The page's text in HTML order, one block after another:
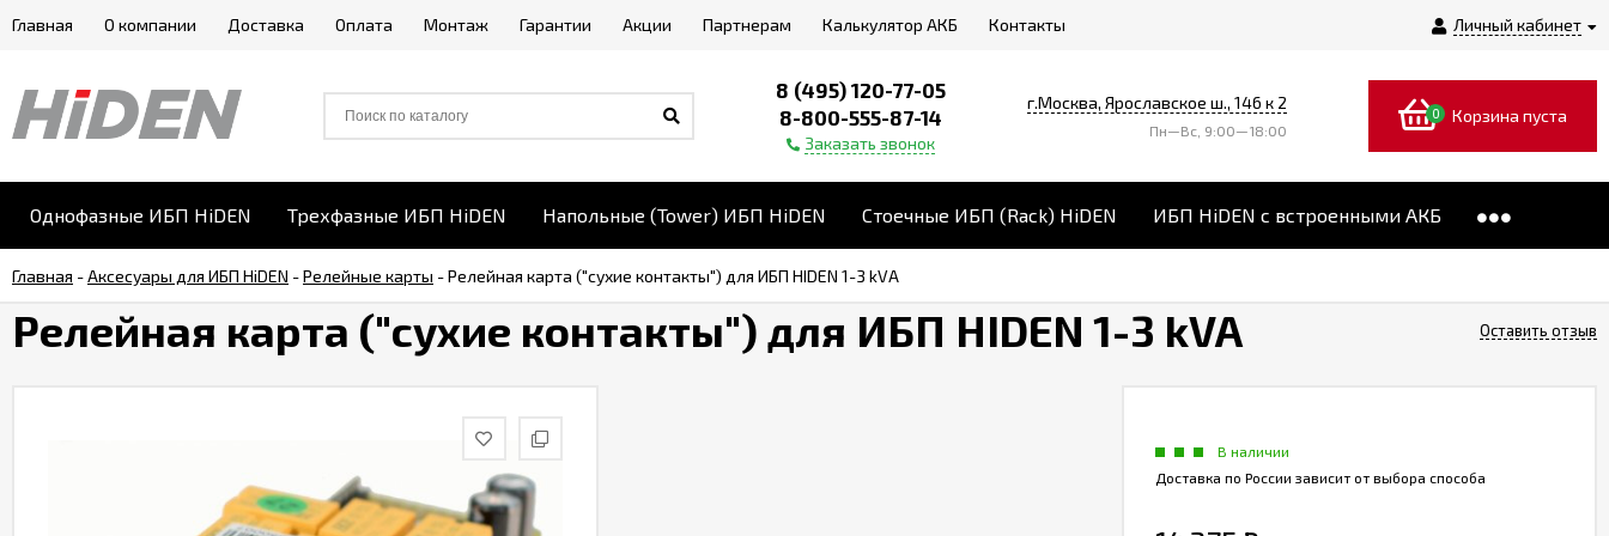
Личный кабинет
Главная О компании Доставка Оплата Монтаж Гарантии Акции Партнерам Калькулятор АКБ Контакты
8 (495) 120-77-05
8-800-555-87-14
Заказать звонок
г.Москва, Ярославское ш., 146 к 2
Пн—Вс, 9:00—18:00
0 Корзина пуста
Однофазные ИБП HiDEN Трехфазные ИБП HiDEN Напольные (Tower) ИБП HiDEN Стоечные ИБП (Rack) HiDEN ИБП HiDEN с встроенными АКБ
Главная -Аксесуары для ИБП HiDEN -Релейные карты -Релейная карта ("сухие контакты") для ИБП HIDEN 1-3 kVA
Релейная карта ("сухие контакты") для ИБП HIDEN 1-3 kVA Оставить отзыв
В наличии
Доставка по России зависит от выбора способа